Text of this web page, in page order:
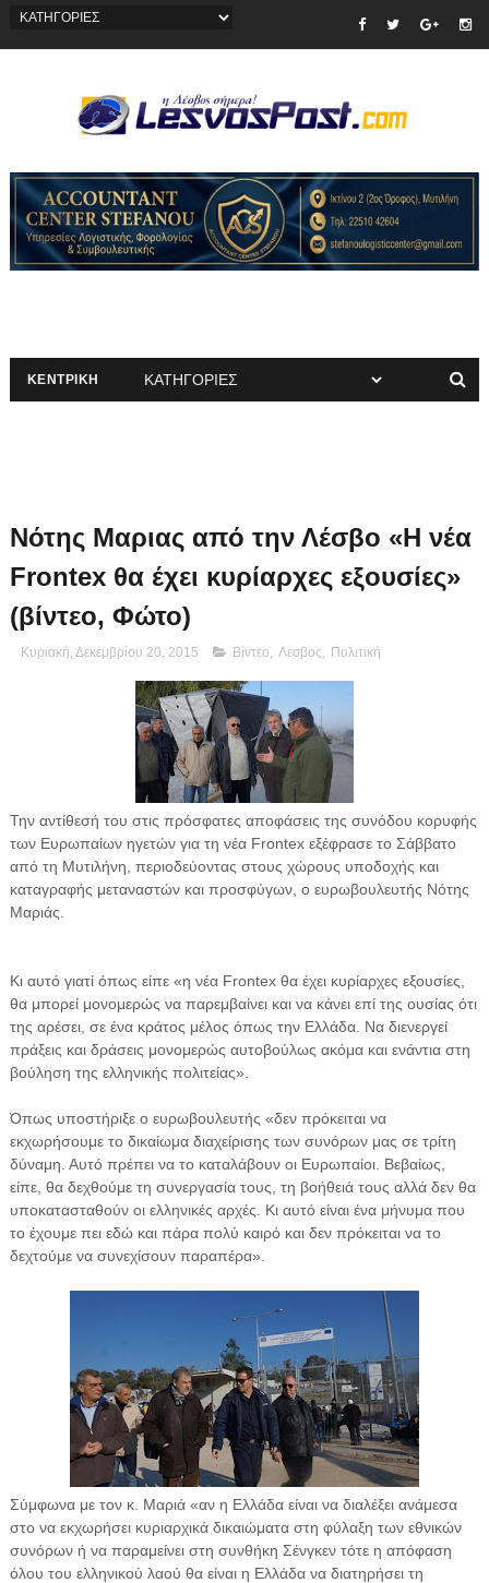
ΚΕΝΤΡΙΚΗ
Νότης Μαριας από την Λέσβο «Η νέα
Frontex θα έχει κυρίαρχες εξουσίες»
(βίντεο, Φώτο)
Κυριακή, Δεκεμβρίου 20, 2015 Βίντεο Λεσβος Πολιτική
Την αντίθεσή του στις πρόσφατες αποφάσεις της συνόδου κορυφής
των Ευρωπαίων ηγετών για τη νέα Frontex εξέφρασε το Σάββατο
από τη Μυτιλήνη, περιοδεύοντας στους χώρους υποδοχής και
καταγραφής μεταναστών και προσφύγων, ο ευρωβουλευτής Νότης
Μαριάς.
Κι αυτό γιατί όπως είπε «η νέα Frontex θα έχει κυρίαρχες εξουσίες,
θα μπορεί μονομερώς να παρεμβαίνει και να κάνει επί της ουσίας ότι
της αρέσει, σε ένα κράτος μέλος όπως την Ελλάδα. Να διενεργεί
πράξεις και δράσεις μονομερώς αυτοβούλως ακόμα και ενάντια στη
βούληση της ελληνικής πολιτείας».
Όπως υποστήριξε ο ευρωβουλευτής «δεν πρόκειται να
εκχωρήσουμε το δικαίωμα διαχείρισης των συνόρων μας σε τρίτη
δύναμη. Αυτό πρέπει να το καταλάβουν οι Ευρωπαίοι. Βεβαίως,
είπε, θα δεχθούμε τη συνεργασία τους, τη βοήθειά τους αλλά δεν θα
υποκατασταθούν οι ελληνικές αρχές. Κι αυτό είναι ένα μήνυμα που
το έχουμε πει εδώ και πάρα πολύ καιρό και δεν πρόκειται να το
δεχτούμε να συνεχίσουν παραπέρα».
Σύμφωνα με τον κ. Μαριά «αν η Ελλάδα είναι να διαλέξει ανάμεσα
στο να εκχωρήσει κυριαρχικά δικαιώματα στη φύλαξη των εθνικών
συνόρων ή να παραμείνει στη συνθήκη Σένγκεν τότε η απόφαση
όλου του ελληνικού λαού θα είναι η Ελλάδα να διατηρήσει τη